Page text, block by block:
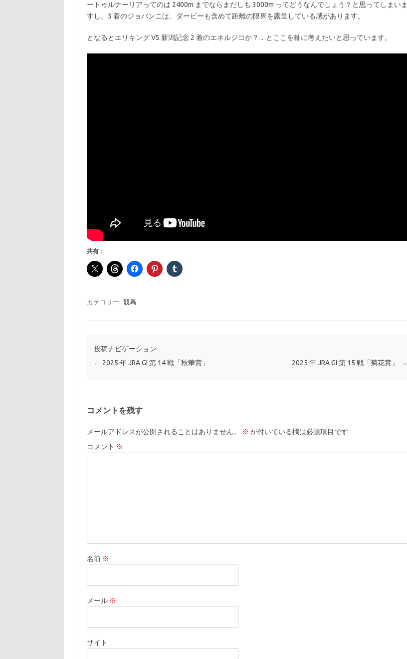
ートゥルナーリアってのは 2400m までならまだしも 3000m ってどうなんでしょう？と思ってしまいま
すし、3 着のジョバンニは、ダービーも含めて距離の限界を露呈している感があります。
となるとエリキング VS 新潟記念 2 着のエネルジコか？…とここを軸に考えたいと思っています。
共有：
カテゴリー: 競馬
投稿ナビゲーション
← 2025 年 JRA GI 第 14 戦「秋華賞」 2025 年 JRA GI 第 15 戦「菊花賞」 →
コメントを残す
メールアドレスが公開されることはありません。 ※ が付いている欄は必須項目です
コメント ※
名前 ※
メール ※
サイト